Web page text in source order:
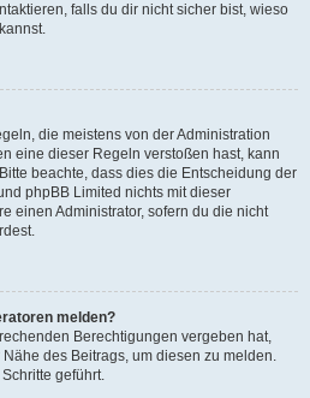
falls du dir nicht sicher bist, wieso
die meistens von der Administration
eine dieser Regeln verstoßen hast, kann
beachte, dass dies die Entscheidung der
phpBB Limited nichts mit dieser
einen Administrator, sofern du die nicht
melden?
Berechtigungen vergeben hat,
des Beitrags, um diesen zu melden.
geführt.